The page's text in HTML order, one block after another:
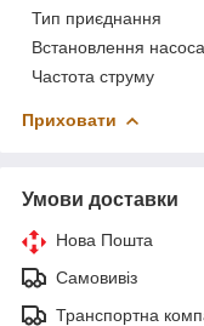
Тип приєднання
Встановлення насоса
Частота струму
Приховати
Умови доставки
Нова Пошта
Самовивіз
Транспортна